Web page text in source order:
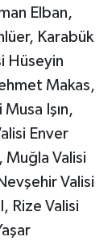
Elban,
Karabük
Hüseyin
Makas,
Işın,
Enver
Muğla Valisi
Valisi
Rize Valisi